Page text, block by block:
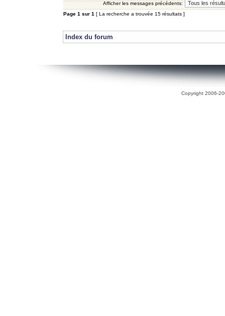
Afficher les messages précédents:
Page 1 sur 1 [ La recherche a trouvée 15 résultats ]
Index du forum
Copyright 2006-